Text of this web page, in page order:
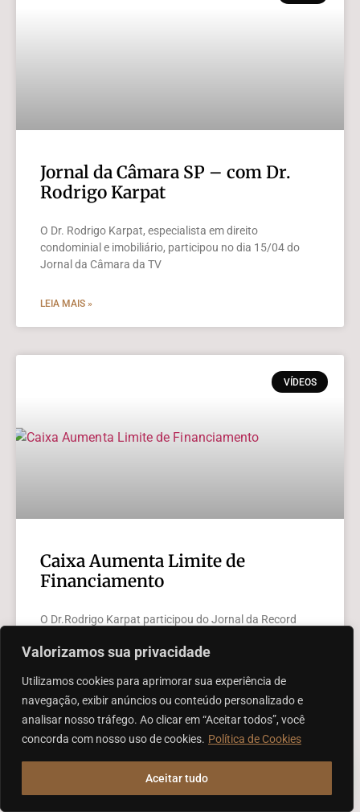
Valorizamos sua privacidade
Utilizamos cookies para aprimorar sua experiência de
navegação, exibir anúncios ou conteúdo personalizado e
analisar nosso tráfego. Ao clicar em “Aceitar todos”, você
concorda com nosso uso de cookies. Política de Cookies
Aceitar tudo
Jornal da Câmara SP – com Dr.
Rodrigo Karpat
O Dr. Rodrigo Karpat, especialista em direito
condominial e imobiliário, participou no dia 15/04 do
Jornal da Câmara da TV
LEIA MAIS »
VÍDEOS
Caixa Aumenta Limite de
Financiamento
O Dr.Rodrigo Karpat participou do Jornal da Record
do financiamento da